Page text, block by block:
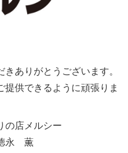
ありがとうございます。
提供できるように頑張りま
の店メルシー
永 薫